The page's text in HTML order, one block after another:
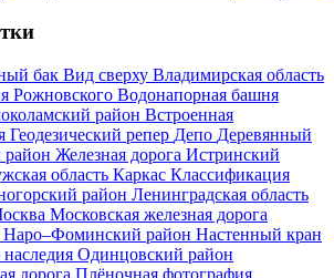
бак Вид сверху Владимирская область
Рожновского Водонапорная башня
район Встроенная
Геодезический репер Депо Деревянный
район Железная дорога Истринский
область Каркас Классификация
район Ленинградская область
Московская железная дорога
Наро–Фоминский район Настенный кран
Одинцовский район
дорога Плёночная фотография